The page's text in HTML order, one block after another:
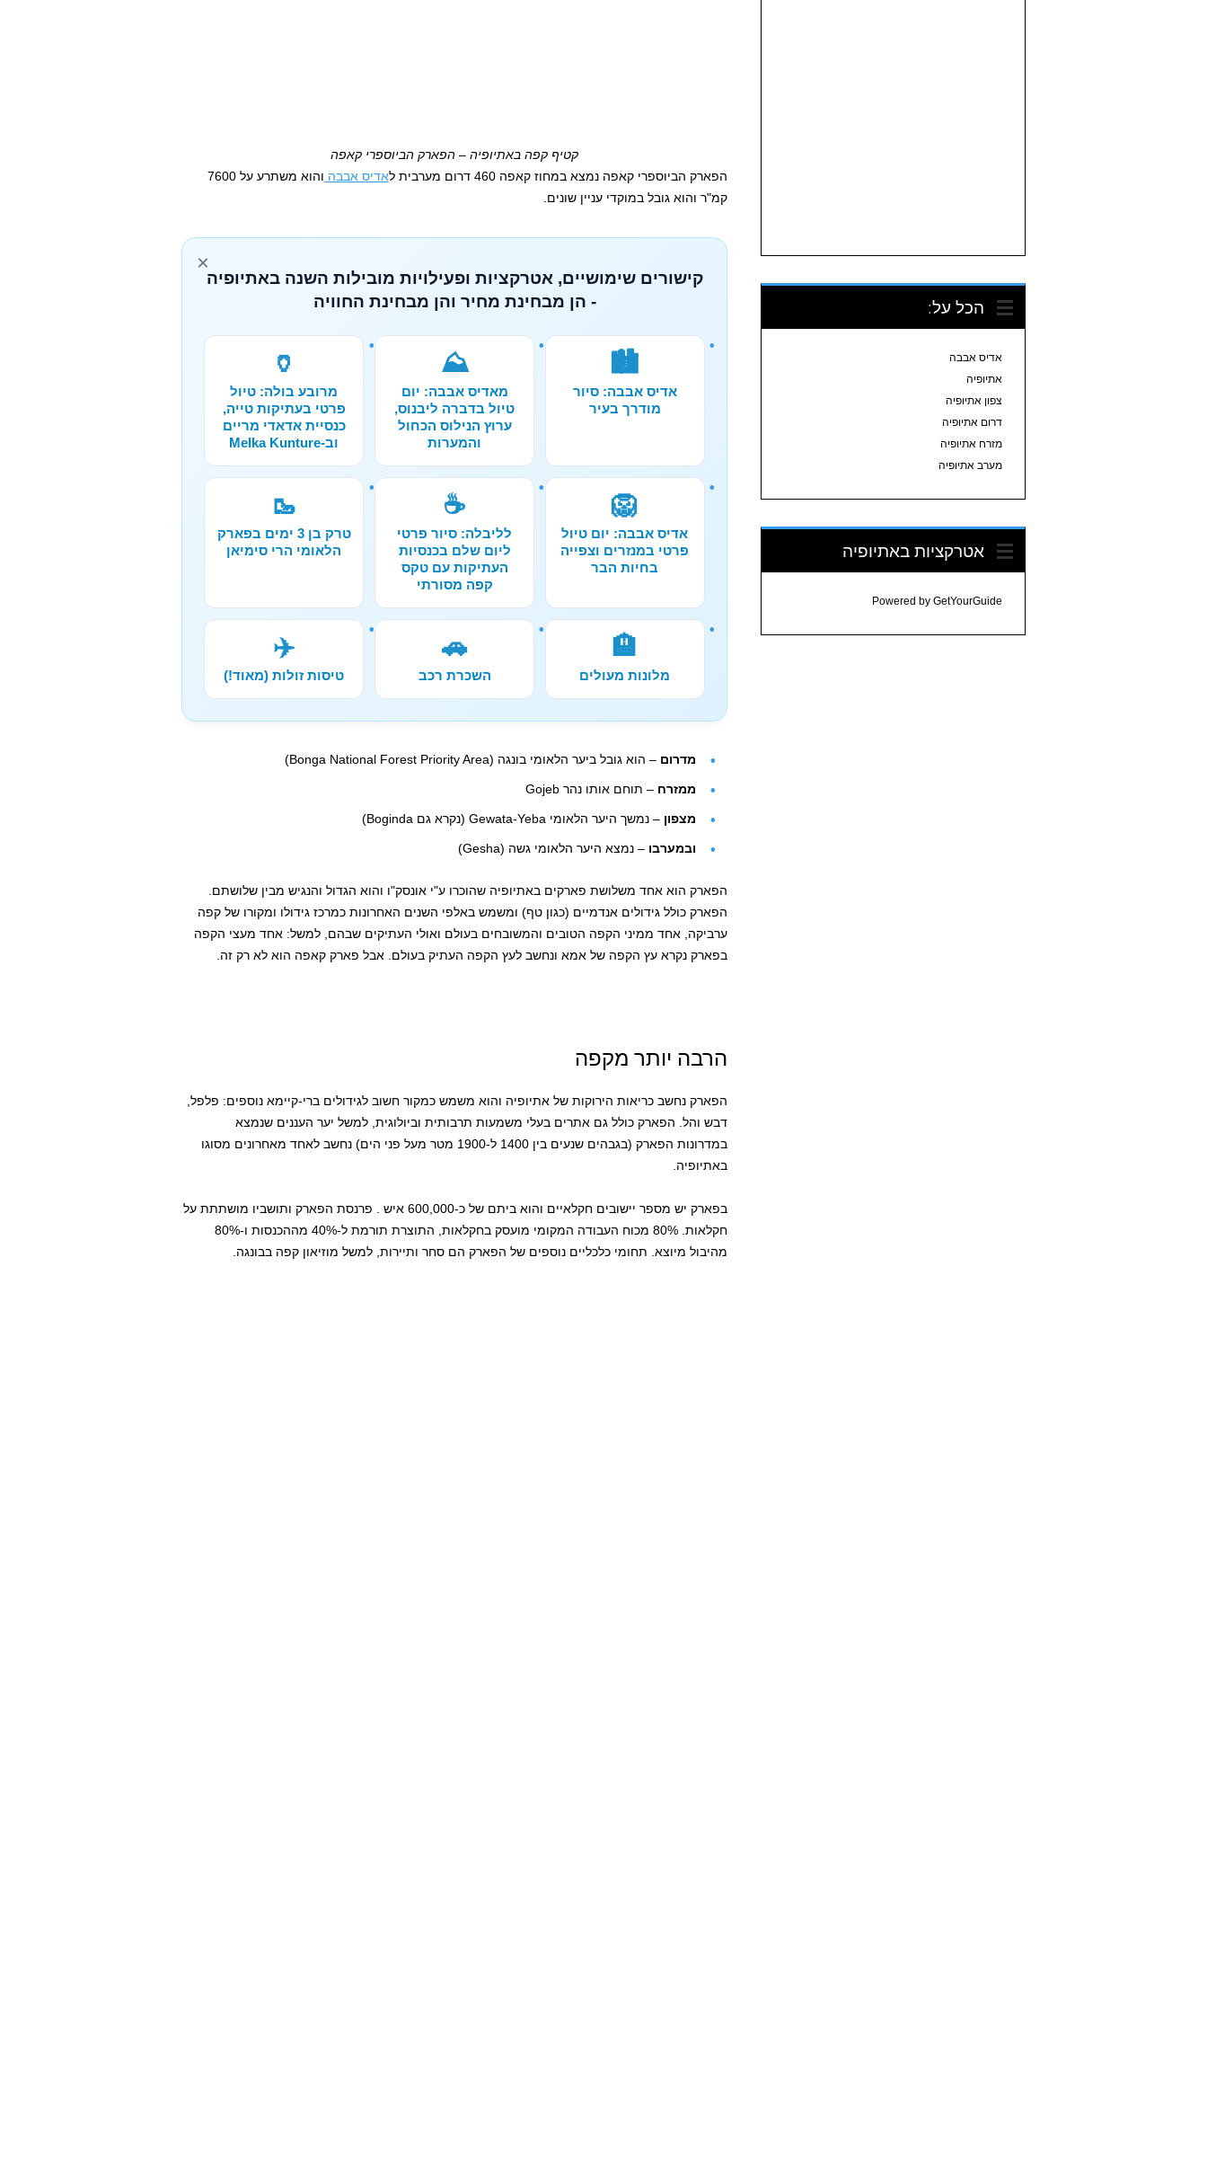
‏‏קטיף קפה באתיופיה – הפארק הביוספרי קאפה
הפארק הביוספרי קאפה נמצא במחוז קאפה 460 דרום מערבית ל
אדיס אבבה
והוא משתרע על 7600
קמ"ר והוא גובל במוקדי עניין שונים.
×
קישורים שימושיים, אטרקציות ופעילויות מובילות השנה באתיופיה
- הן מבחינת מחיר והן מבחינת החוויה
🏙️
אדיס אבבה: סיור
מודרך בעיר
⛰️
מאדיס אבבה: יום
טיול בדברה ליבנוס,
ערוץ הנילוס הכחול
והמערות
🏺
מרובע בולה: טיול
פרטי בעתיקות טייה,
כנסיית אדאדי מריים
וב-Melka Kunture
🦁
אדיס אבבה: יום טיול
פרטי במנזרים וצפייה
בחיות הבר
☕
לליבלה: סיור פרטי
ליום שלם בכנסיות
העתיקות עם טקס
קפה מסורתי
🥾
טרק בן 3 ימים בפארק
הלאומי הרי סימיאן
🏨
מלונות מעולים
🚗
השכרת רכב
✈️
טיסות זולות (מאוד!)
מדרום – הוא גובל ביער הלאומי בונגה (Bonga National Forest Priority Area)
ממזרח – תוחם אותו נהר Gojeb
מצפון – נמשך היער הלאומי Gewata-Yeba (נקרא גם Boginda)
ובמערבו – נמצא היער הלאומי גשה (Gesha)
הפארק הוא אחד משלושת פארקים באתיופיה שהוכרו ע"י אונסק"ו והוא הגדול והנגיש מבין שלושתם.
הפארק כולל גידולים אנדמיים (כגון טף) ומשמש באלפי השנים האחרונות כמרכז גידולו ומקורו של קפה
ערביקה, אחד ממיני הקפה הטובים והמשובחים בעולם ואולי העתיקים שבהם, למשל: אחד מעצי הקפה
בפארק נקרא עץ הקפה של אמא ונחשב לעץ הקפה העתיק בעולם. אבל פארק קאפה הוא לא רק זה.
הרבה יותר מקפה
הפארק נחשב כריאות הירוקות של אתיופיה והוא משמש כמקור חשוב לגידולים ברי-קיימא נוספים: פלפל,
דבש והל. הפארק כולל גם אתרים בעלי משמעות תרבותית וביולוגית, למשל יער העננים שנמצא
במדרונות הפארק (בגבהים שנעים בין 1400 ל-1900 מטר מעל פני הים) נחשב לאחד מאחרונים מסוגו
באתיופיה.
בפארק יש מספר יישובים חקלאיים והוא ביתם של כ-600,000 איש . פרנסת הפארק ותושביו מושתתת על
חקלאות. 80% מכוח העבודה המקומי מועסק בחקלאות, התוצרת תורמת ל-40% מההכנסות ו-80%
מהיבול מיוצא. תחומי כלכליים נוספים של הפארק הם סחר ותיירות, למשל מוזיאון קפה בבונגה.
הכל על:
אדיס אבבה
אתיופיה
צפון אתיופיה
דרום אתיופיה
מזרח אתיופיה
מערב אתיופיה
אטרקציות באתיופיה
Powered by GetYourGuide